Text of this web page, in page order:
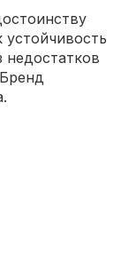
устойчивость